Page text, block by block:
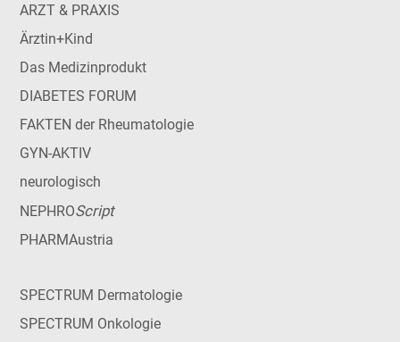
ARZT & PRAXIS
Ärztin+Kind
Das Medizinprodukt
DIABETES FORUM
FAKTEN der Rheumatologie
GYN-AKTIV
neurologisch
NEPHROScript
PHARMAustria
SPECTRUM Dermatologie
SPECTRUM Onkologie